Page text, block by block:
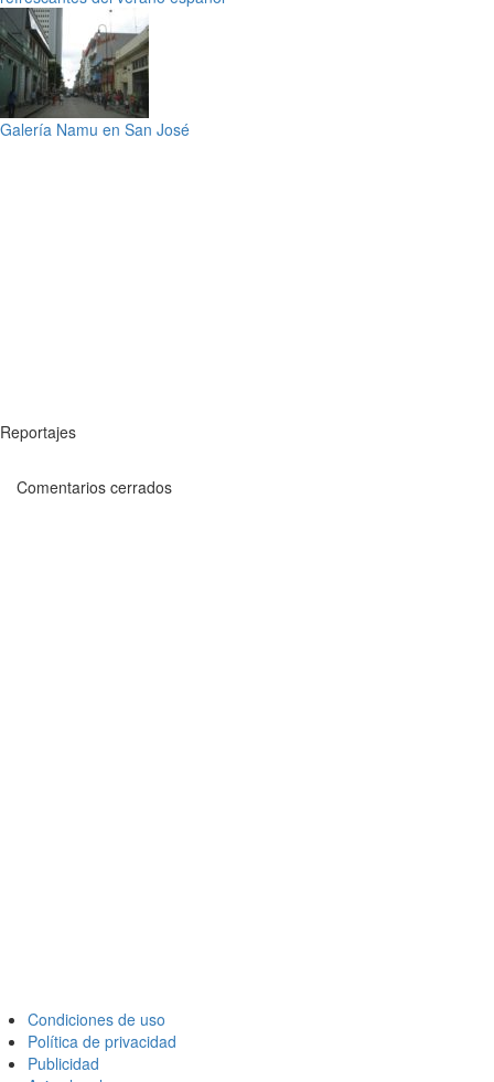
Galería Namu en San José
Reportajes
Comentarios cerrados
Condiciones de uso
Política de privacidad
Publicidad